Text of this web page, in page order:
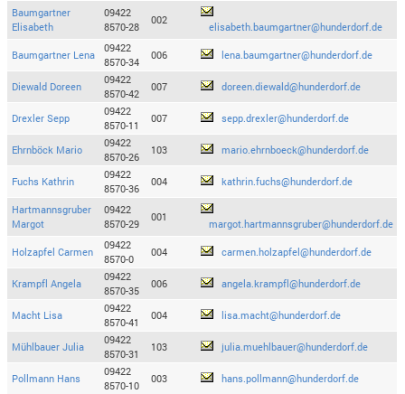
Baumgartner
Elisabeth
09422
8570-28
002
elisabeth.baumgartner@hunderdorf.de
Baumgartner Lena
09422
8570-34
006 lena.baumgartner@hunderdorf.de
Diewald Doreen
09422
8570-42
007 doreen.diewald@hunderdorf.de
Drexler Sepp
09422
8570-11
007 sepp.drexler@hunderdorf.de
Ehrnböck Mario
09422
8570-26
103 mario.ehrnboeck@hunderdorf.de
Fuchs Kathrin
09422
8570-36
004 kathrin.fuchs@hunderdorf.de
Hartmannsgruber
Margot
09422
8570-29
001
margot.hartmannsgruber@hunderdorf.de
Holzapfel Carmen
09422
8570-0
004 carmen.holzapfel@hunderdorf.de
Krampfl Angela
09422
8570-35
006 angela.krampfl@hunderdorf.de
Macht Lisa
09422
8570-41
004 lisa.macht@hunderdorf.de
Mühlbauer Julia
09422
8570-31
103 julia.muehlbauer@hunderdorf.de
Pollmann Hans
09422
8570-10
003 hans.pollmann@hunderdorf.de